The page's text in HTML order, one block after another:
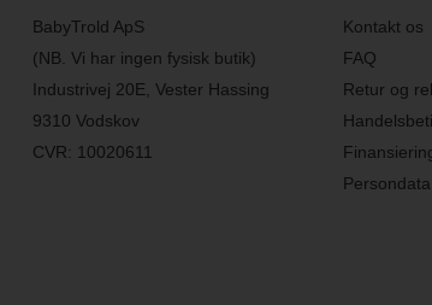
BabyTrold ApS
(NB. Vi har ingen fysisk butik)
Industrivej 20E, Vester Hassing
9310 Vodskov
CVR: 10020611
Kontakt os
FAQ
Retur og